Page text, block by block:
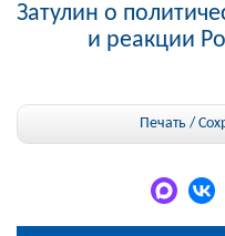
Затулин о
и реакции
Печать /